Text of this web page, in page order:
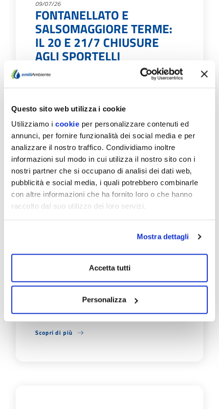
Questo sito web utilizza i cookie
Utilizziamo i cookie per personalizzare contenuti ed
annunci, per fornire funzionalità dei social media e per
analizzare il nostro traffico. Condividiamo inoltre
informazioni sul modo in cui utilizza il nostro sito con i
nostri partner che si occupano di analisi dei dati web,
pubblicità e social media, i quali potrebbero combinarle
con altre informazioni che ha fornito loro o che hanno
raccolto dal suo utilizzo dei loro servizi.
Mostra dettagli
Accetta tutti
Personalizza
09/07/26
FONTANELLATO E
SALSOMAGGIORE TERME:
IL 20 E 21/7 CHIUSURE
AGLI SPORTELLI
EmiliAmbiente informa che: Lunedì 20 luglio
Municipio il…
Scopri di più
08/07/26
TRECASALI
Prosegue il progetto di EmiliAmbiente per
consumi idrici e l’ammodernamento del parco
contatori su…
Scopri di più